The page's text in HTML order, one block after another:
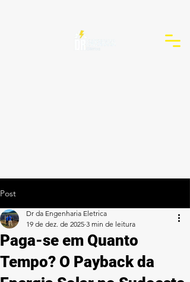
Post
Paga-se em Quanto
Tempo? O Payback da
Dr da Engenharia Eletrica
19 de dez. de 2025 3 min de leitura